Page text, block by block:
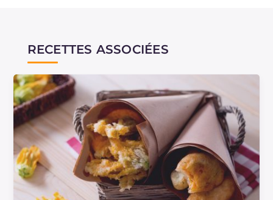
RECETTES ASSOCIÉES